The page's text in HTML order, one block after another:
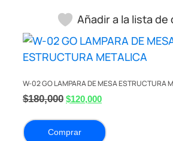
Añadir a la lista de
W-02 GO LAMPARA DE MESA ESTRUCTURA
$180,000 $120,000
Comprar